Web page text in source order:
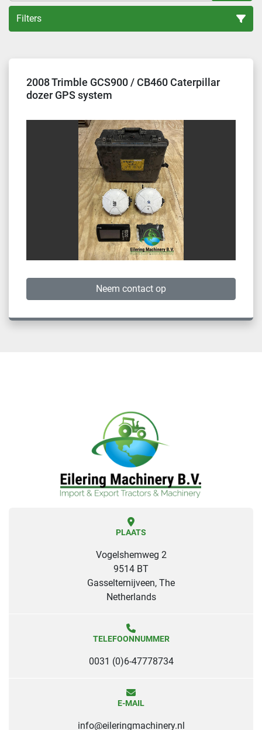
Filters
Sorteren op
2008 Trimble GCS900 / CB460 Caterpillar
dozer GPS system
Neem contact op
PLAATS
Vogelshemweg 2
9514 BT
Gasselternijveen, The
Netherlands
TELEFOONNUMMER
0031 (0)6-47778734
E-MAIL
info@eileringmachinery.nl